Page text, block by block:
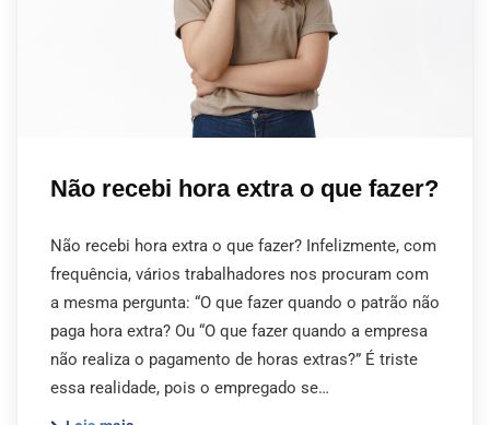
Não recebi hora extra o que fazer?
Não recebi hora extra o que fazer? Infelizmente, com
frequência, vários trabalhadores nos procuram com
a mesma pergunta: “O que fazer quando o patrão não
paga hora extra? Ou “O que fazer quando a empresa
não realiza o pagamento de horas extras?” É triste
essa realidade, pois o empregado se…